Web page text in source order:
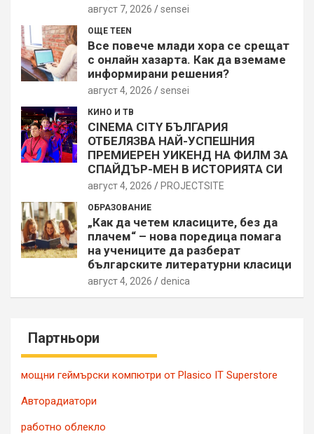
август 7, 2026 sensei
ОЩЕ TEEN
Все повече млади хора се срещат
с онлайн хазарта. Как да вземаме
информирани решения?
август 4, 2026 sensei
КИНО И ТВ
CINEMA CITY БЪЛГАРИЯ
ОТБЕЛЯЗВА НАЙ-УСПЕШНИЯ
ПРЕМИЕРЕН УИКЕНД НА ФИЛМ ЗА
СПАЙДЪР-МЕН В ИСТОРИЯТА СИ
август 4, 2026 PROJECTSITЕ
ОБРАЗОВАНИЕ
„Как да четем класиците, без да
плачем“ – нова поредица помага
на учениците да разберат
българските литературни класици
август 4, 2026 denica
Партньори
мощни геймърски компютри от Plasico IT Superstore
Авторадиатори
работно облекло